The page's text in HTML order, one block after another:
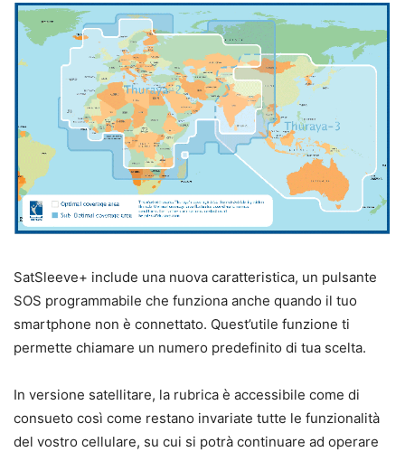
SatSleeve+ include una nuova caratteristica, un pulsante
SOS programmabile che funziona anche quando il tuo
smartphone non è connettato. Quest’utile funzione ti
permette chiamare un numero predefinito di tua scelta.
In versione satellitare, la rubrica è accessibile come di
consueto così come restano invariate tutte le funzionalità
del vostro cellulare, su cui si potrà continuare ad operare